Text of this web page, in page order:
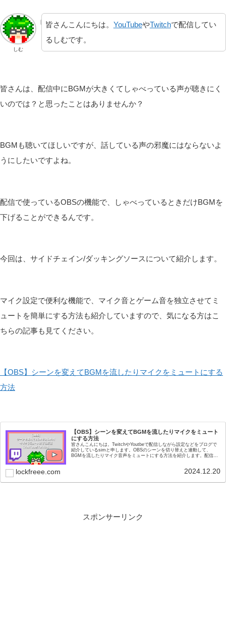
しむ
皆さんこんにちは。 YouTubeやTwitchで配信してい
るしむです。
皆さんは、配信中にBGMが大きくてしゃべっている声が聴きにく
いのでは？と思ったことはありませんか？
BGMも聴いてほしいですが、話している声の邪魔にはならないよ
うにしたいですよね。
配信で使っているOBSの機能で、しゃべっているときだけBGMを
下げることができるんです。
今回は、サイドチェイン/ダッキングソースについて紹介します。
マイク設定で便利な機能で、マイク音とゲーム音を独立させてミ
ュートを簡単にする方法も紹介していますので、気になる方はこ
ちらの記事も見てください。
【OBS】シーンを変えてBGMを流したりマイクをミュートにする
方法
【OBS】シーンを変えてBGMを流したりマイクをミュート
にする方法
皆さんこんにちは。TwitchやYoutbeで配信しながら設定などをブログで
紹介しているsimと申します。OBSのシーンを切り替えと連動して、
BGMを流したりマイク音声をミュートにする方法を紹介します。配信中
lockfreee.com 2024.12.20
スポンサーリンク